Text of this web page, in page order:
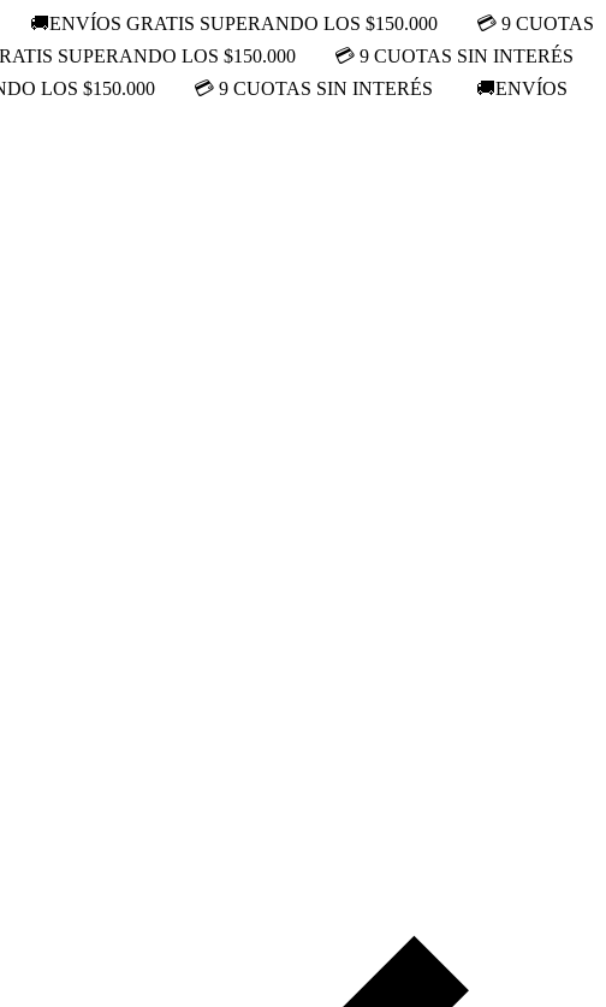
🚚ENVÍOS GRATIS SUPERANDO LOS $150.000
💳 9 CUOTAS
SUPERANDO LOS $150.000
💳 9 CUOTAS SIN INTERÉS
LOS $150.000 💳 9 CUOTAS SIN INTERÉS
🚚ENVÍOS